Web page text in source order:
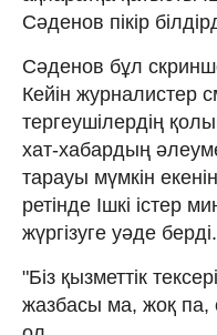
Сәденов пікір
Сәденов бұл
Кейін журналистер
тергеушілердің
хат-хабардың
тарауы мүмкін
ретінде Ішкі істер
жүргізуге уәде берді.
"Біз қызметтік
жазбасы ма, жоқ па,